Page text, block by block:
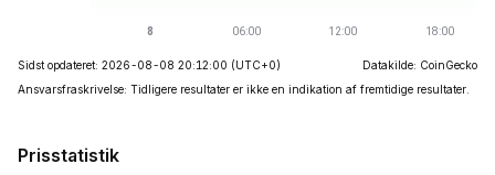
Sidst opdateret: 2026-08-08 20:12:00 (UTC+0)
Datakilde: CoinGecko
Ansvarsfraskrivelse: Tidligere resultater er ikke en indikation af fremtidige resultater.
Prisstatistik